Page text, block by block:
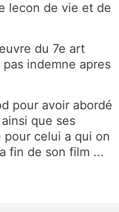
lecon de vie et de
du 7e art
indemne apres
pour avoir abordé
que ses
pour celui a qui on
fin de son film ...